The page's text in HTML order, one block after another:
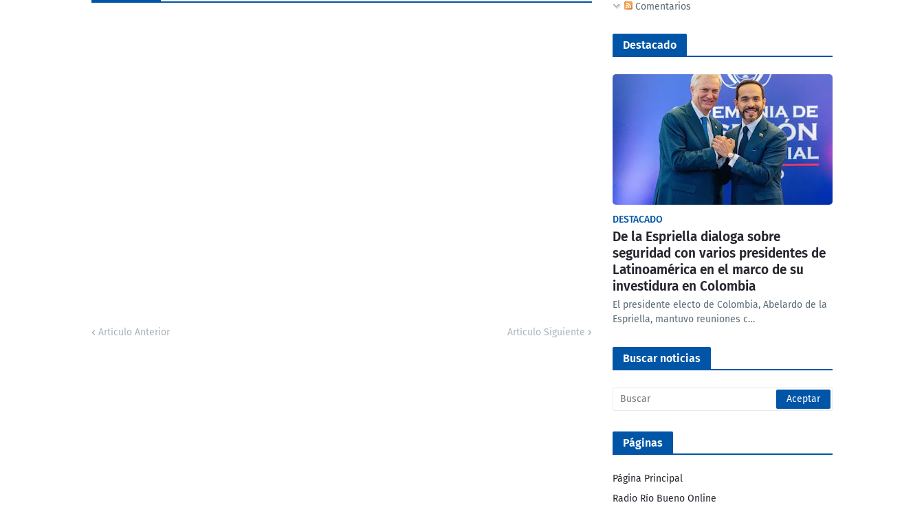
Artículo Anterior Artículo Siguiente
Comentarios
Destacado
DESTACADO
De la Espriella dialoga sobre
seguridad con varios presidentes de
Latinoamérica en el marco de su
investidura en Colombia
El presidente electo de Colombia, Abelardo de la
Espriella, mantuvo reuniones c…
Buscar noticias
Páginas
Página Principal
Radio Río Bueno Online